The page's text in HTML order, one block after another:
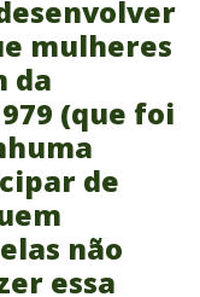
mulheres
da
(que foi
de
não
essa